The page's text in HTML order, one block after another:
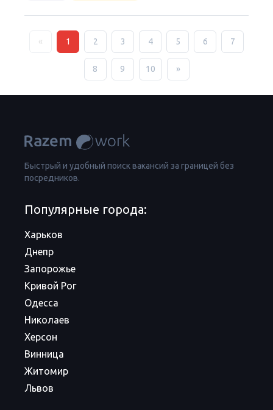
« 1 2 3 4 5 6 7
8 9 10 »
Быстрый и удобный поиск вакансий за границей без
посредников.
Популярные города:
Харьков
Днепр
Запорожье
Кривой Рог
Одесса
Николаев
Херсон
Винница
Житомир
Львов